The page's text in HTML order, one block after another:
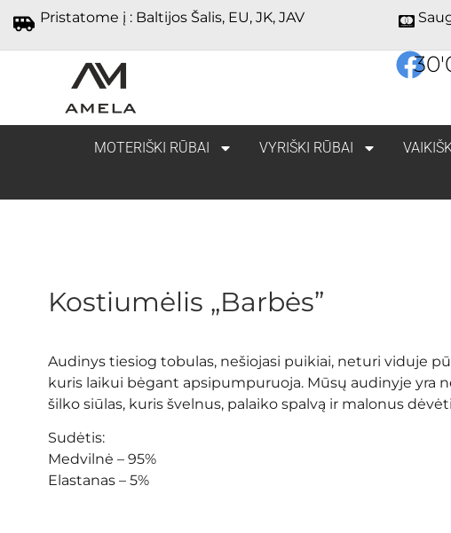
Pristatome į : Baltijos Šalis, EU, JK, JAV
MOTERIŠKI RŪBAI VYRIŠKI RŪBAI
Kostiumėlis „Barbės”
Audinys tiesiog tobulas, nešiojasi puikiai, neturi viduje
kuris laikui bėgant apsipumpuruoja. Mūsų audinyje yra
šilko siūlas, kuris švelnus, palaiko spalvą ir malonus
Sudėtis:
Medvilnė – 95%
Elastanas – 5%